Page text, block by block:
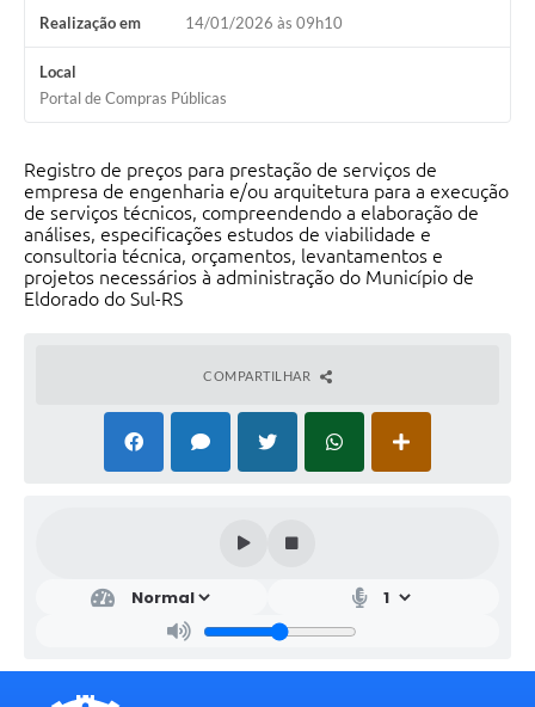
Realização em 14/01/2026 às 09h10
Local
Portal de Compras Públicas
Registro de preços para prestação de serviços de
empresa de engenharia e/ou arquitetura para a execução
de serviços técnicos, compreendendo a elaboração de
análises, especificações estudos de viabilidade e
consultoria técnica, orçamentos, levantamentos e
projetos necessários à administração do Município de
Eldorado do Sul-RS
COMPARTILHAR